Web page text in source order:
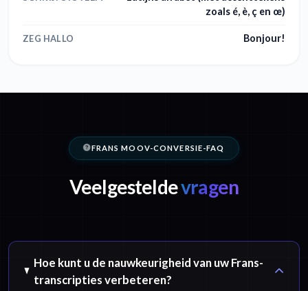
zoals é, è, ç en œ)
ZEG HALLO Bonjour!
FRANS MOOV-CONVERSIE-FAQ
Veelgesteldevragen
Hoe kunt u de nauwkeurigheid van uw Frans-
transcripties verbeteren?